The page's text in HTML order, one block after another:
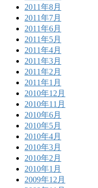
2011年8月
2011年7月
2011年6月
2011年5月
2011年4月
2011年3月
2011年2月
2011年1月
2010年12月
2010年11月
2010年6月
2010年5月
2010年4月
2010年3月
2010年2月
2010年1月
2009年12月